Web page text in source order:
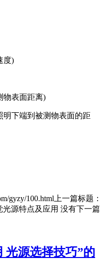
度)
表面距离)
下端到被测物表面的距
gyzy/100.html上一篇标题：
源特点及应用 没有下一篇
光源选择技巧”的